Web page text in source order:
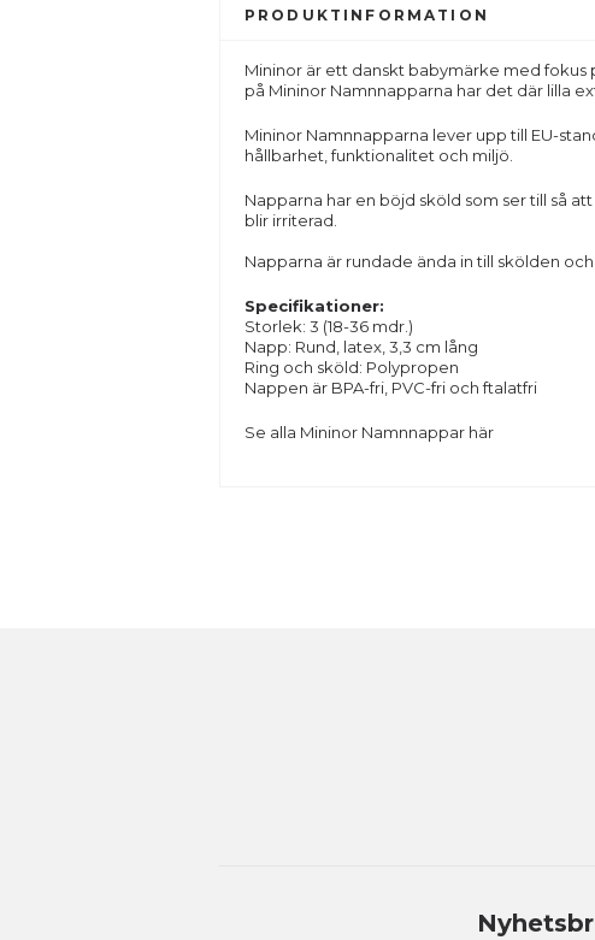
PRODUKTINFORMATION
Mininor är ett danskt babymärke med
på Mininor Namnnapparna har det där lilla
Mininor Namnnapparna lever upp till EU-
hållbarhet, funktionalitet och miljö.
Napparna har en böjd sköld som ser till så
blir irriterad.
Napparna är rundade ända in till skölden
Specifikationer:
Storlek: 3 (18-36 mdr.)
Napp: Rund, latex, 3,3 cm lång
Ring och sköld: Polypropen
Nappen är BPA-fri, PVC-fri och ftalatfri
Se alla Mininor Namnnappar här